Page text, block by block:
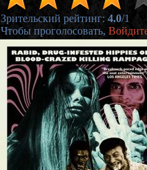
Зрительский рейтинг: 4.0/1
Чтобы проголосовать,